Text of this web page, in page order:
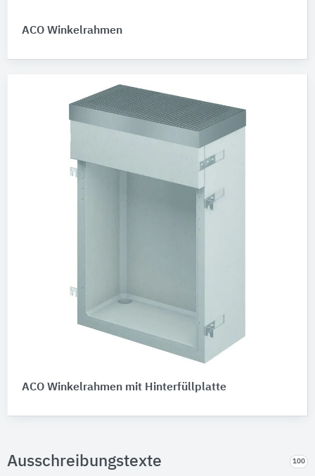
ACO Winkelrahmen
ACO Winkelrahmen mit Hinterfüllplatte
Ausschreibungstexte 100